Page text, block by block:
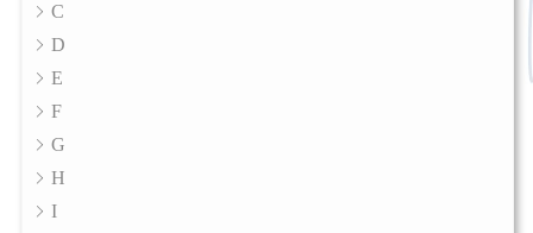
C
D
E
F
G
H
I